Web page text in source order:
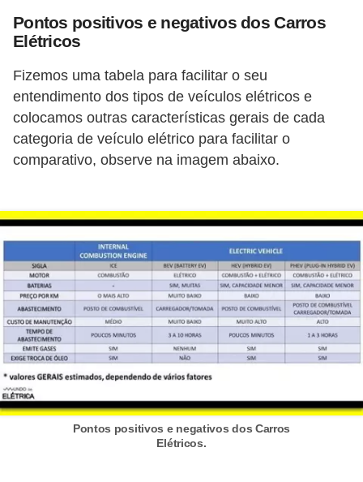
Pontos positivos e negativos dos Carros
Elétricos
Fizemos uma tabela para facilitar o seu
entendimento dos tipos de veículos elétricos e
colocamos outras características gerais de cada
categoria de veículo elétrico para facilitar o
comparativo, observe na imagem abaixo.
Pontos positivos e negativos dos Carros
Elétricos.
ó
r
i
a
s
d
l
e
t
r
i
c
i
d
a